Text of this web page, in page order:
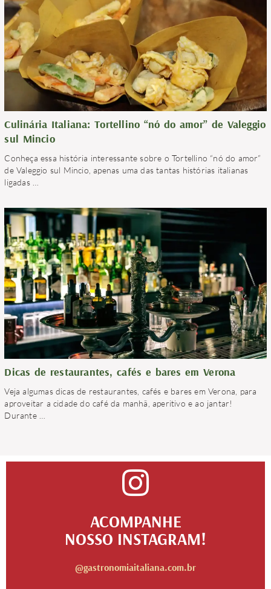
Culinária Italiana: Tortellino “nó do amor” de Valeggio
sul Mincio
Conheça essa história interessante sobre o Tortellino “nó do amor”
de Valeggio sul Mincio, apenas uma das tantas histórias italianas
ligadas
Dicas de restaurantes, cafés e bares em Verona
Veja algumas dicas de restaurantes, cafés e bares em Verona, para
aproveitar a cidade do café da manhã, aperitivo e ao jantar!
Durante
ACOMPANHE
NOSSO INSTAGRAM!
@gastronomiaitaliana.com.br